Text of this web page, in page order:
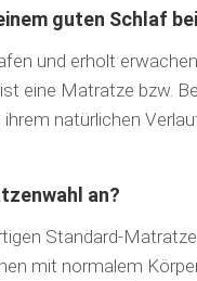
guten Schlaf
und erholt
eine Matratze bzw.
natürlichen
an?
Standard-
mit normalem